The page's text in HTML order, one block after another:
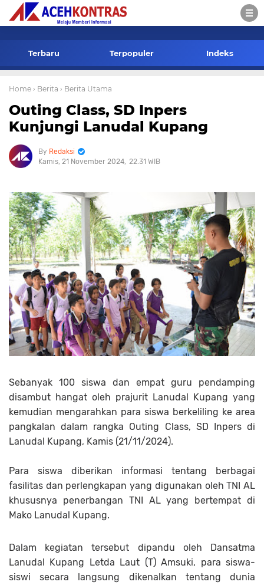
Terbaru Terpopuler Indeks
Home › Berita › Berita Utama
Outing Class, SD Inpers
Kunjungi Lanudal Kupang
Redaksi
Kamis, 21 November 2024 22.31 WIB
Sebanyak 100 siswa dan empat guru pendamping
disambut hangat oleh prajurit Lanudal Kupang yang
kemudian mengarahkan para siswa berkeliling ke area
pangkalan dalam rangka Outing Class, SD Inpers di
Lanudal Kupang, Kamis (21/11/2024).
Para siswa diberikan informasi tentang berbagai
fasilitas dan perlengkapan yang digunakan oleh TNI AL
khususnya penerbangan TNI AL yang bertempat di
Mako Lanudal Kupang.
Dalam kegiatan tersebut dipandu oleh Dansatma
Lanudal Kupang Letda Laut (T) Amsuki, para siswa-
siswi secara langsung dikenalkan tentang dunia